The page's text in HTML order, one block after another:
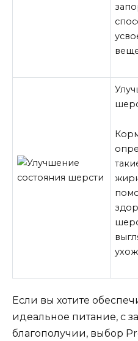
Если вы хотите
идеальное питание, с
благополучии, выбор